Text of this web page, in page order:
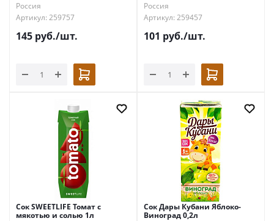
Россия
Артикул: 259757
145 руб./шт.
Россия
Артикул: 259457
101 руб./шт.
Сок SWEETLIFE Томат с
мякотью и солью 1л
Сок Дары Кубани Яблоко-
Виноград 0,2л